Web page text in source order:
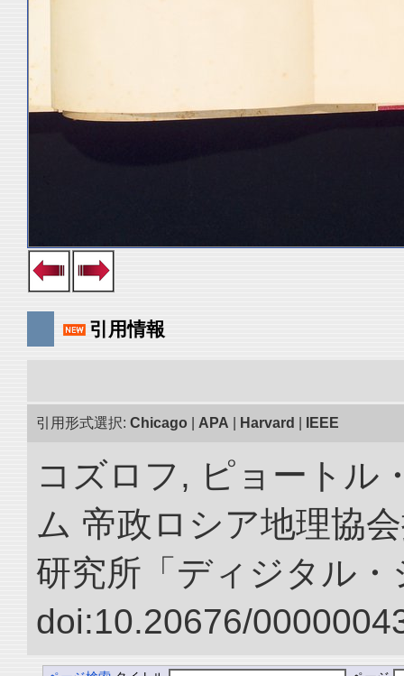
引用情報
引用形式選択: Chicago APA Harvard IEEE
コズロフ, ピョートル
ム 帝政ロシア地理協
研究所「ディジタル
doi:10.20676/